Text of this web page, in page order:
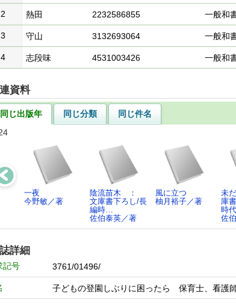
2 熱田 2232586855 一般和
3 守山 3132693064 一般和
4 志段味 4531003426 一般和
資料
同じ出版年 同じ分類
同じ件名
一夜
今野敏／著
陰流苗木 ：
文庫書下ろし/長
編時…
佐伯泰英／著
風に立つ
柚月裕子／著
未
庫
時
佐
詳細
記号 3761/01496/
子どもの登園しぶりに困ったら 保育士、看護